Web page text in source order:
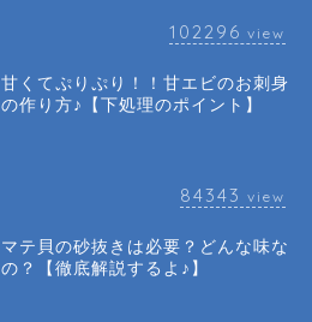
102296 view
甘くてぷりぷり！！甘エビのお刺身
の作り方♪【下処理のポイント】
84343 view
マテ貝の砂抜きは必要？どんな味な
の？【徹底解説するよ♪】